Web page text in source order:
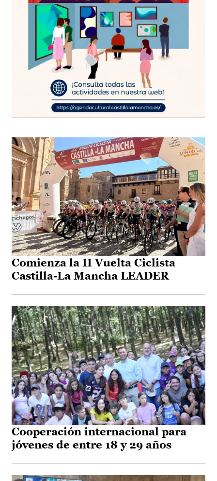
Comienza la II Vuelta Ciclista
Castilla-La Mancha LEADER
Cooperación internacional para
jóvenes de entre 18 y 29 años